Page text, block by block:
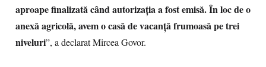
aproape finalizată când autorizația a fost emisă. În loc de o
anexă agricolă, avem o casă de vacanță frumoasă pe trei
niveluri”, a declarat Mircea Govor.